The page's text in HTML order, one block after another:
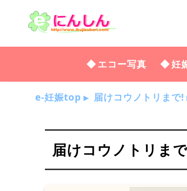
エコー写真 妊
e-妊娠top 届けコウノトリまで!
届けコウノトリま